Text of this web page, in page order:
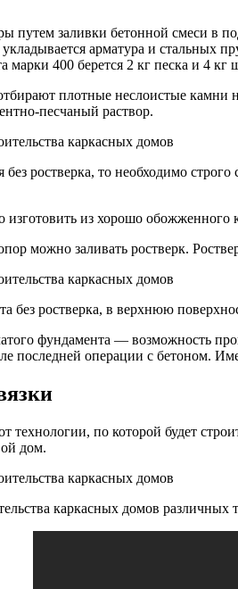
путем заливки бетонной смеси в
арматура и стальных
марки 400 берется 2 кг песка и 4 кг
плотные неслоистые камни
песчаный раствор.
ростверка, то необходимо
из хорошо обожженного
можно заливать ростверк.
без ростверка, в верхнюю
фундамента — возможность
последней операции с бетоном.
технологии, по которой будет
дом.
каркасных домов